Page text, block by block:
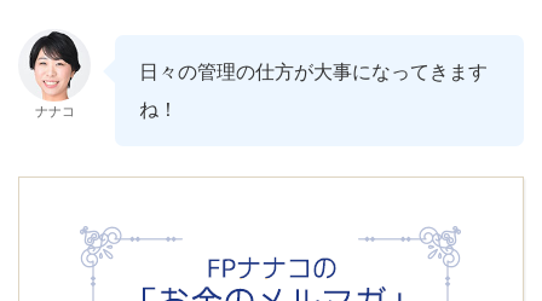
ナナコ
日々の管理の仕方が大事になってきます
ね！